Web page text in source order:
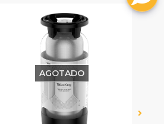
AGOTADO